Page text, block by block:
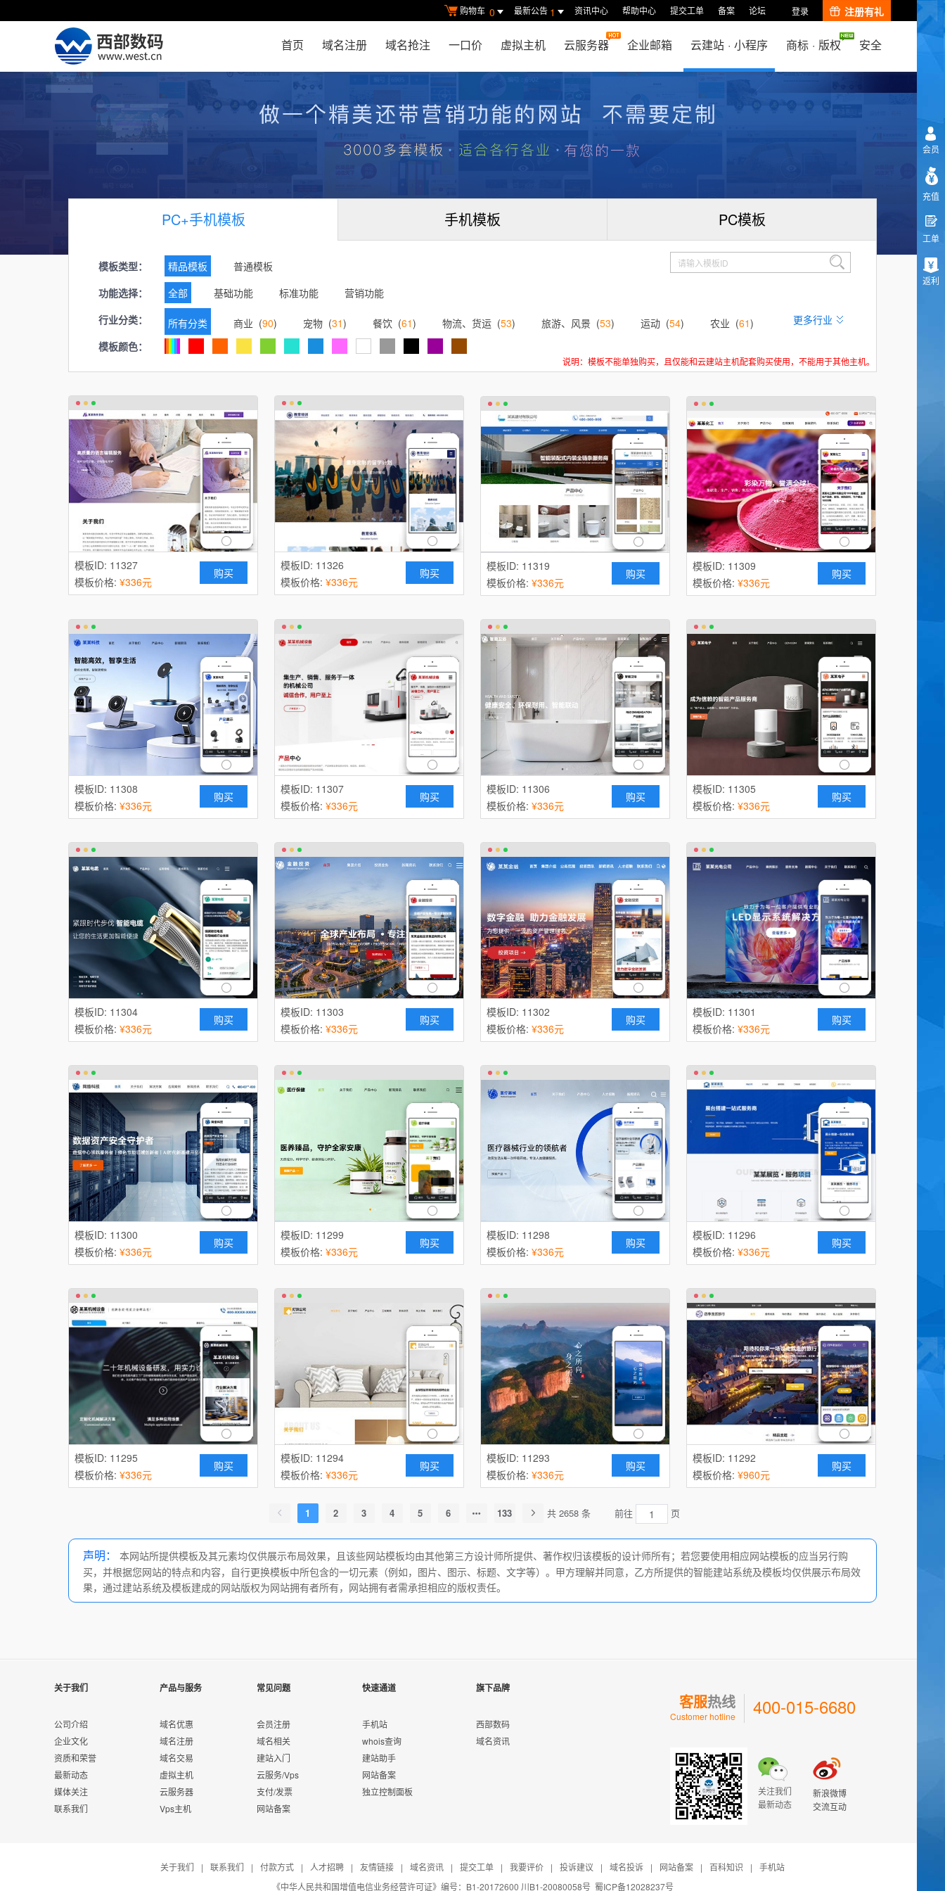
购物车 0 最新公告 1 资讯中心 帮助中心 提交工单 备案 论坛 登录 注册有礼
首页 域名注册 域名抢注 一口价 虚拟主机 云服务器 企业邮箱 云建站 · 小程序 商标 · 版权 安全
PC+手机模板 手机模板 PC模板
模板类型： 精品模板
普通模板
功能选择：
全部 基础功能 标准功能
营销功能
行业分类：
更多行业
所有分类 商业 (90) 宠物 (31) 餐饮 (61) 物流、货运 (53) 旅游、风景 (53) 运动 (54) 农业 (61)
广告 (71 建筑、建材 (87 ) 拍卖、典当 ( 15) 美容、护肤 (
教育、培训 (85) 家电 (37) 电子、电气 (82) 能源、灯具 (72) 娱乐、休闲 (14) 环保 (70
展览、展会 (43 家居、日用百货 ( 56 流行、时尚 ( 金融、投资 (62) 鲜花 ( 食品 ( 48)
礼品、工艺品 (24) 眼镜 (22) 五金 (72) 酒店 (35 ) 机械、工业制品 (105) 仪器、仪表 (
IT科技、软件 (81) 珠宝、首饰 ( 40) 法律、律师 (61) 皮具 (23) 传媒、广电 (43 ) 医疗、保健 (64)
办公用品 (29) 印刷、包装 (55) 房地产 ( 34) 橡胶、塑料制品 ( 50) 学校 ( 41 )
安防、监控器材 (72 鞋帽 ( 22) 纺织 ( 票务 (4) 贸易、出口 ( 46)
钟表 (30) 婚礼、婚庆 (39) 网店 (133) 其他 (27) 落地页 作品集
模板颜色：
说明：模板不能单独购买，且仅能和云建站主机配套购买使用，不能用于其他主机。
模板ID: 11327
模板价格: ¥336元
购买
模板ID: 11326
模板价格: ¥336元
购买
模板ID: 11319
模板价格: ¥336元
购买
模板ID: 11309
模板价格: ¥336元
购买
模板ID: 11308
模板价格: ¥336元
购买
模板ID: 11307
模板价格: ¥336元
购买
模板ID: 11306
模板价格: ¥336元
购买
模板ID: 11305
模板价格: ¥336元
购买
模板ID: 11304
模板价格: ¥336元
购买
模板ID: 11303
模板价格: ¥336元
购买
模板ID: 11302
模板价格: ¥336元
购买
模板ID: 11301
模板价格: ¥336元
购买
模板ID: 11300
模板价格: ¥336元
购买
模板ID: 11299
模板价格: ¥336元
购买
模板ID: 11298
模板价格: ¥336元
购买
模板ID: 11296
模板价格: ¥336元
购买
模板ID: 11295
模板价格: ¥336元
购买
模板ID: 11294
模板价格: ¥336元
购买
模板ID: 11293
模板价格: ¥336元
购买
模板ID: 11292
模板价格: ¥960元
购买
1 2 3 4 5 6 133 共 2658 条 前往 页
声明：
本网站所提供模板及其元素均仅供展示布局效果，且该些网站模板均由其他第三方设计师所提供、著作权归该模板的设计师所有；若您要使用相应网站模板的应当另行购
买，并根据您网站的特点和内容，自行更换模板中所包含的一切元素（例如，图片、图示、标题、文字等）。甲方理解并同意，乙方所提供的智能建站系统及模板均仅供展示布局效
果，通过建站系统及模板建成的网站版权为网站拥有者所有，网站拥有者需承担相应的版权责任。
关于我们
公司介绍
企业文化
资质和荣誉
最新动态
媒体关注
联系我们
产品与服务
域名优惠
域名注册
域名交易
虚拟主机
云服务器
Vps主机
常见问题
会员注册
域名相关
建站入门
云服务/Vps
支付/发票
网站备案
快速通道
手机站
whois查询
建站助手
网站备案
独立控制面板
旗下品牌
西部数码
域名资讯
客服热线
Customer hotline 400-015-6680
关注我们
最新动态
新浪微博
交流互动
关于我们 | 联系我们 | 付款方式 | 人才招聘 | 友情链接 | 域名资讯 | 提交工单 | 我要评价 | 投诉建议 | 域名投诉 | 网站备案 | 百科知识 |
手机站
《中华人民共和国增值电信业务经营许可证》编号：B1-20172600 川B1-20080058号 蜀ICP备12028237号
会员
充值
工单
返利